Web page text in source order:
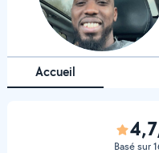
Accueil
Basé sur